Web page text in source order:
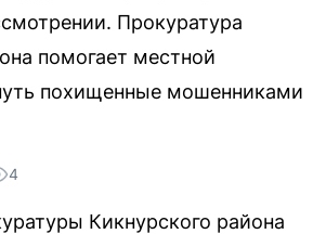
Прокуратура
помогает местной
похищенные мошенниками
4
Кикнурского района